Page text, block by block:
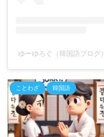
ゆーゆろぐ（韓国語ブロ
ことわざ 韓国語